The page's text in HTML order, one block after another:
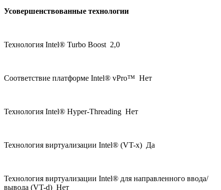
Усовершенствованные технологии
Технология Intel® Turbo Boost 2,0
Соответствие платформе Intel® vPro™ Нет
Технология Intel® Hyper-Threading Нет
Технология виртуализации Intel® (VT-x) Да
Технология виртуализации Intel® для направленного ввода/
вывода (VT-d) Нет